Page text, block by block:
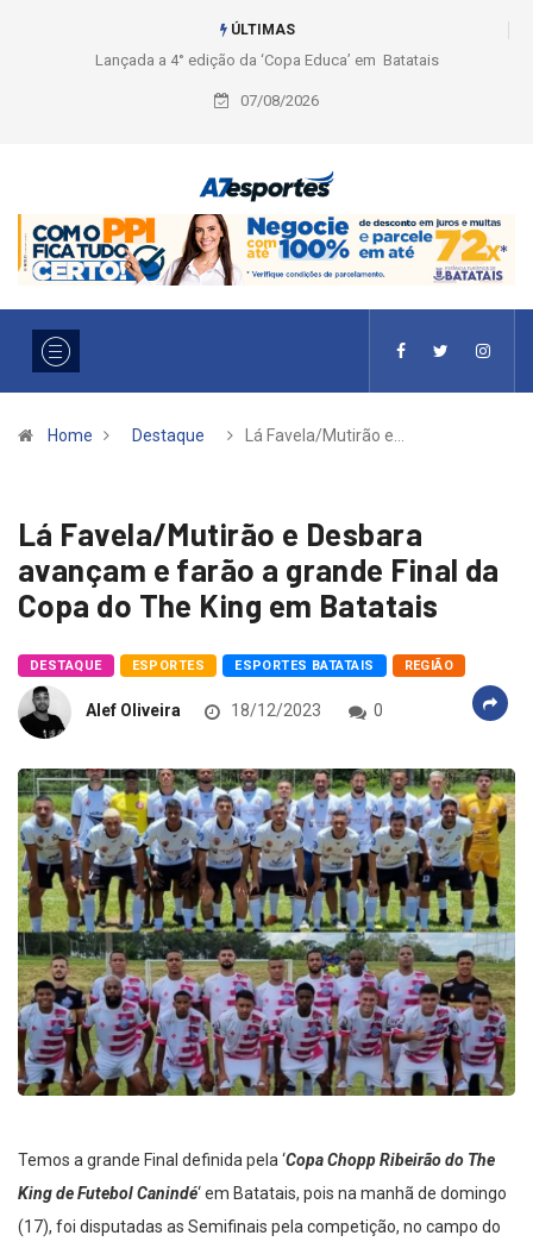
ÚLTIMAS
Liga 2026: Equipes rompem com a LABE na Série Ouro e entidade define
a 2° fase, times e formato
07/08/2026
Home Destaque Lá Favela/Mutirão e…
Lá Favela/Mutirão e Desbara
avançam e farão a grande Final da
Copa do The King em Batatais
DESTAQUE ESPORTES ESPORTES BATATAIS REGIÃO
Alef Oliveira 18/12/2023 0
Temos a grande Final definida pela ‘ Copa Chopp Ribeirão do The
King de Futebol Canindé ‘ em Batatais, pois na manhã de domingo
(17), foi disputadas as Semifinais pela competição, no campo do